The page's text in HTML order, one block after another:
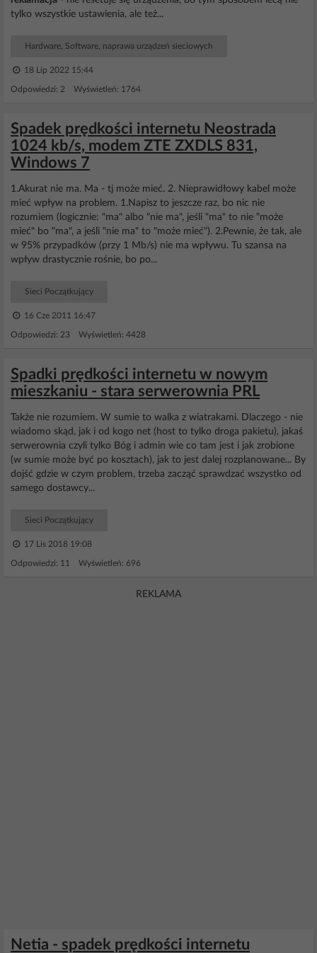
tylko wszystkie ustawienia, ale też...
Hardware, Software, naprawa urządzeń sieciowych
18 Lip 2022 15:44
Odpowiedzi: 2 Wyświetleń: 1764
Spadek prędkości internetu Neostrada
1024 kb/s, modem ZTE ZXDLS 831,
Windows 7
1.Akurat nie ma. Ma - tj może mieć. 2. Nieprawidłowy kabel może
mieć wpływ na problem. 1.Napisz to jeszcze raz, bo nic nie
rozumiem (logicznie: "ma" albo "nie ma", jeśli "ma" to nie "może
mieć" bo "ma", a jeśli "nie ma" to "może mieć"). 2.Pewnie, że tak, ale
w 95% przypadków (przy 1 Mb/s) nie ma wpływu. Tu szansa na
wpływ drastycznie rośnie, bo po...
Sieci Początkujący
16 Cze 2011 16:47
Odpowiedzi: 23 Wyświetleń: 4428
Spadki prędkości internetu w nowym
mieszkaniu - stara serwerownia PRL
Także nie rozumiem. W sumie to walka z wiatrakami. Dlaczego - nie
wiadomo skąd, jak i od kogo net (host to tylko droga pakietu), jakaś
serwerownia czyli tylko Bóg i admin wie co tam jest i jak zrobione
(w sumie może być po kosztach), jak to jest dalej rozplanowane... By
dojść gdzie w czym problem, trzeba zacząć sprawdzać wszystko od
samego dostawcy...
Sieci Początkujący
17 Lis 2018 19:08
Odpowiedzi: 11 Wyświetleń: 696
REKLAMA
Netia - spadek prędkości internetu